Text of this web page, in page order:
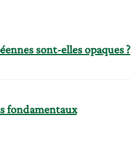
sont-elles opaques ?
fondamentaux